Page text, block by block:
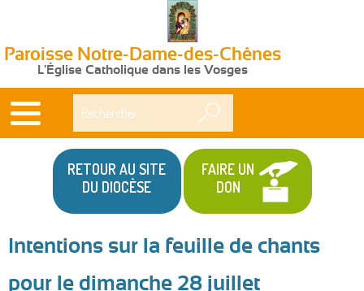
Paroisse Notre-Dame-des-Chênes
L'Église Catholique dans les Vosges
RETOUR AU SITE
DU DIOCÈSE
FAIRE UN
DON
Intentions sur la feuille de chants
pour le dimanche 28 juillet